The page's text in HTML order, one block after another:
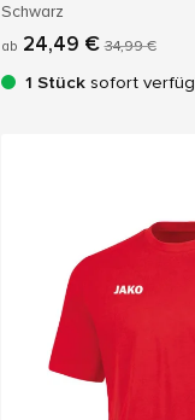
Schwarz
ab 24,49 € 34,99 €
1 Stücksofort